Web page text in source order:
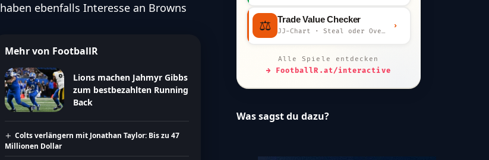
haben ebenfalls Interesse an Browns
Mehr von FootballR
Lions machen Jahmyr Gibbs
zum bestbezahlten Running
Back
Colts verlängern mit Jonathan Taylor: Bis zu 47
Millionen Dollar
⚖️ Trade Value Checker
JJ-Chart · Steal oder Overpay?
›
Alle Spiele entdecken
→ FootballR.at/interactive
Was sagst du dazu?